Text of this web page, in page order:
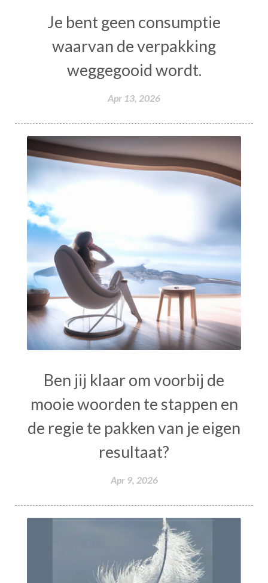
Je bent geen consumptie
waarvan de verpakking
weggegooid wordt.
Apr 13, 2026
Ben jij klaar om voorbij de
mooie woorden te stappen en
de regie te pakken van je eigen
resultaat?
Apr 9, 2026